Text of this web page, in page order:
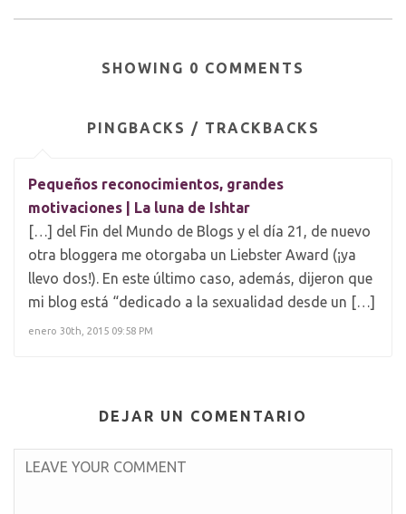
SHOWING 0 COMMENTS
PINGBACKS / TRACKBACKS
Pequeños reconocimientos, grandes
motivaciones | La luna de Ishtar
[…] del Fin del Mundo de Blogs y el día 21, de nuevo
otra bloggera me otorgaba un Liebster Award (¡ya
llevo dos!). En este último caso, además, dijeron que
mi blog está “dedicado a la sexualidad desde un […]
enero 30th, 2015 09:58 PM
DEJAR UN COMENTARIO